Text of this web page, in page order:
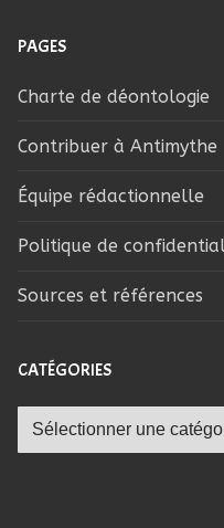
PAGES
Charte de déontologie
Contribuer à Antimythe
Équipe rédactionnelle
Politique de
Sources et références
CATÉGORIES
Catégories